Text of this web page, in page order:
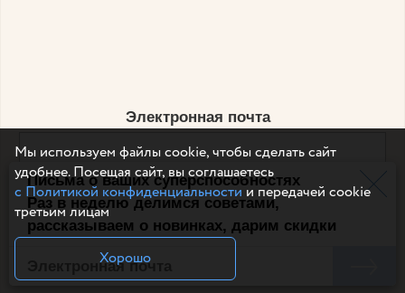
Письма о ваших суперспособностях
Раз в неделю делимся советами,
рассказываем о новинках, дарим скидки
Электронная почта
Например, dulsineya@gmail.com
Без спама и смс
Подписаться
Мы используем файлы cookie, чтобы сделать сайт
удобнее. Посещая сайт, вы соглашаетесь
с Политикой конфиденциальностии передачей cookie
третьим лицам
Хорошо